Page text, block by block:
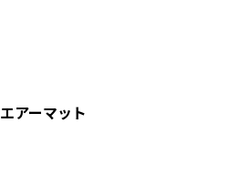
エアーマット